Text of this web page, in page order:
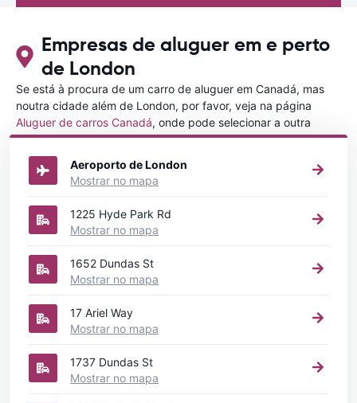
Empresas de aluguer em e perto
de London
Se está à procura de um carro de aluguer em Canadá, mas
noutra cidade além de London, por favor, veja na página
Aluguer de carros Canadá, onde pode selecionar a outra
cidade em Canadá que gostaria de alugar um carro
Aeroporto de London
Mostrar no mapa
1225 Hyde Park Rd
Mostrar no mapa
1652 Dundas St
Mostrar no mapa
17 Ariel Way
Mostrar no mapa
1737 Dundas St
Mostrar no mapa